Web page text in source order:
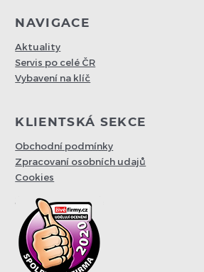
NAVIGACE
Aktuality
Servis po celé ČR
Vybavení na klíč
KLIENTSKÁ SEKCE
Obchodní podmínky
Zpracovaní osobních udajů
Cookies